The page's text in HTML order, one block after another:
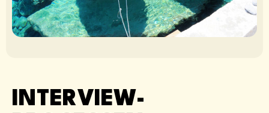
INTERVIEW-